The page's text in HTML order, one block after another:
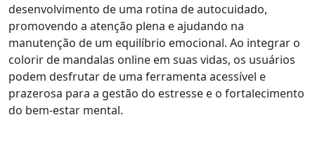
desenvolvimento de uma rotina de autocuidado,
promovendo a atenção plena e ajudando na
manutenção de um equilíbrio emocional. Ao integrar o
colorir de mandalas online em suas vidas, os usuários
podem desfrutar de uma ferramenta acessível e
prazerosa para a gestão do estresse e o fortalecimento
do bem-estar mental.